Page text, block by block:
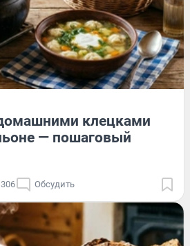
клецками
— пошаговый
306 Обсудить